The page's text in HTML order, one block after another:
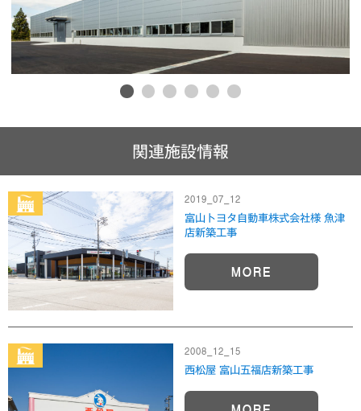
関連施設情報
2019_07_12
富山トヨタ自動車株式会社様 魚津
店新築工事
MORE
2008_12_15
西松屋 富山五福店新築工事